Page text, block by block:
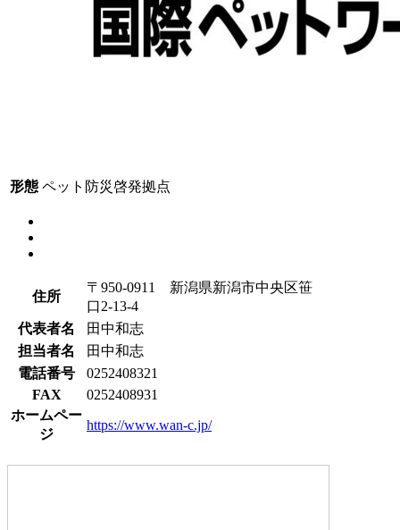
形態 ペット防災啓発拠点
住所
〒950-0911 新潟県新潟市中央区笹
口2-13-4
代表者名
田中和志
担当者名
田中和志
電話番号
0252408321
FAX
0252408931
ホームペー
ジ
https://www.wan-c.jp/